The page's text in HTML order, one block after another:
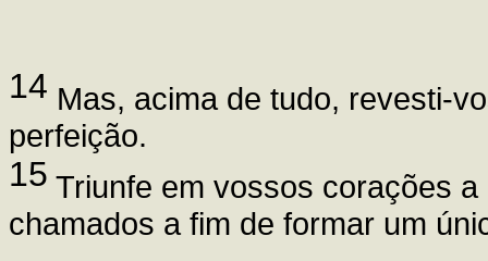
14 Mas, acima de tudo, revesti-
perfeição.
15 Triunfe em vossos corações
chamados a fim de formar um